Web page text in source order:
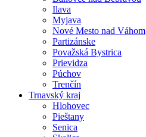
Ilava
Myjava
Nové Mesto nad Váhom
Partizánske
Považská Bystrica
Prievidza
Púchov
Trenčín
Trnavský kraj
Hlohovec
Pieštany
Senica